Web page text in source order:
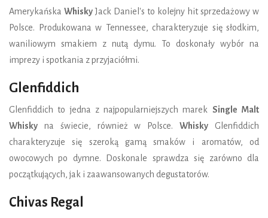
Amerykańska WhiskyJack Daniel's to kolejny hit sprzedażowy w
Polsce. Produkowana w Tennessee, charakteryzuje się słodkim,
waniliowym smakiem z nutą dymu. To doskonały wybór na
imprezy i spotkania z przyjaciółmi.
Glenfiddich
Glenfiddich to jedna z najpopularniejszych marek Single Malt
Whisky na świecie, również w Polsce.Whisky Glenfiddich
charakteryzuje się szeroką gamą smaków i aromatów, od
owocowych po dymne. Doskonale sprawdza się zarówno dla
początkujących, jak i zaawansowanych degustatorów.
Chivas Regal